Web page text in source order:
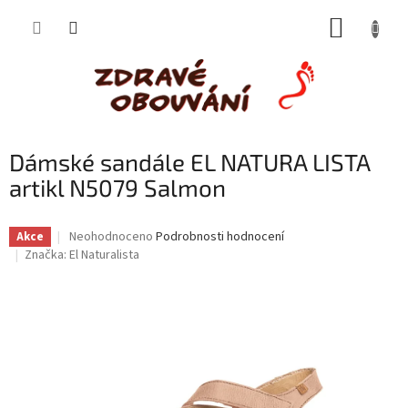
Dámské sandále EL NATURA LISTA
artikl N5079 Salmon
Akce
Průměrné
hodnocení
Neohodnoceno Podrobnosti hodnocení
Značka: El Naturalista